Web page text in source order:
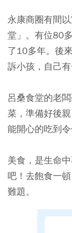
永康商圈有間
堂」。有位80
了10多年。後
訴小孩，自己
呂桑食堂的老
菜，準備好後
能開心的吃到令
美食，是生命
吧！去飽食一
難題。